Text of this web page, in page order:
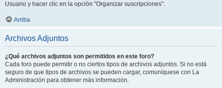
Usuario y hacer clic en la opción "Organizar suscripciones".
Arriba
Archivos Adjuntos
¿Qué archivos adjuntos son permitidos en este foro?
Cada foro puede permitir o no ciertos tipos de archivos adjuntos. Si no está
seguro de que tipos de archivos se pueden cargar, comuníquese con La
Administración para obtener más información.